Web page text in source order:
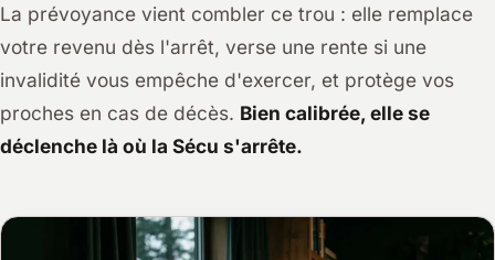
La prévoyance vient combler ce trou : elle remplace
votre revenu dès l'arrêt, verse une rente si une
invalidité vous empêche d'exercer, et protège vos
proches en cas de décès. Bien calibrée, elle se
déclenche là où la Sécu s'arrête.